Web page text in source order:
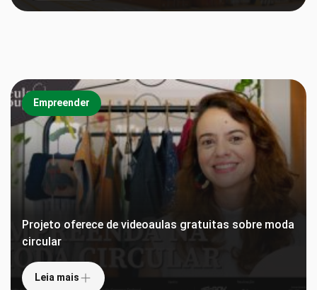
Empreender
Empreender
Projeto oferece de videoaulas gratuitas sobre moda
circular
Leia mais